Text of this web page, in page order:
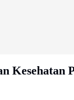
Kesehatan